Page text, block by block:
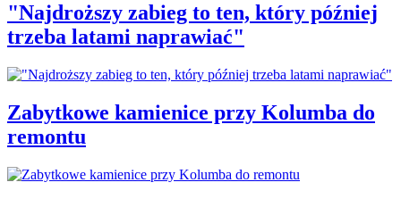
"Najdroższy zabieg to ten, który później
trzeba latami naprawiać"
Zabytkowe kamienice przy Kolumba do
remontu